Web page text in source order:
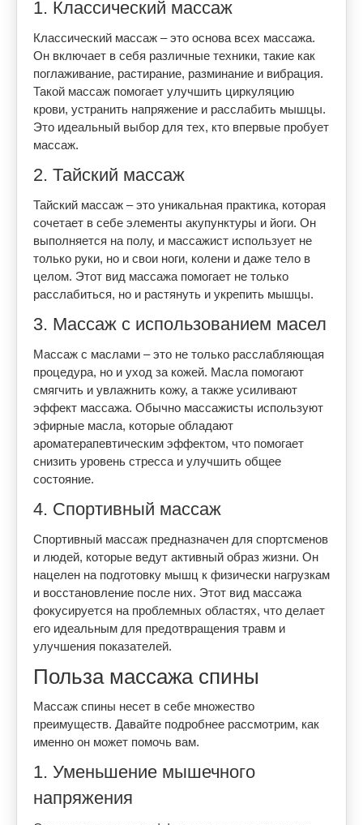
1. Классический массаж
Классический массаж – это основа всех массажа.
Он включает в себя различные техники, такие как
поглаживание, растирание, разминание и вибрация.
Такой массаж помогает улучшить циркуляцию
крови, устранить напряжение и расслабить мышцы.
Это идеальный выбор для тех, кто впервые пробует
массаж.
2. Тайский массаж
Тайский массаж – это уникальная практика, которая
сочетает в себе элементы акупунктуры и йоги. Он
выполняется на полу, и массажист использует не
только руки, но и свои ноги, колени и даже тело в
целом. Этот вид массажа помогает не только
расслабиться, но и растянуть и укрепить мышцы.
3. Массаж с использованием масел
Массаж с маслами – это не только расслабляющая
процедура, но и уход за кожей. Масла помогают
смягчить и увлажнить кожу, а также усиливают
эффект массажа. Обычно массажисты используют
эфирные масла, которые обладают
ароматерапевтическим эффектом, что помогает
снизить уровень стресса и улучшить общее
состояние.
4. Спортивный массаж
Спортивный массаж предназначен для спортсменов
и людей, которые ведут активный образ жизни. Он
нацелен на подготовку мышц к физически нагрузкам
и восстановление после них. Этот вид массажа
фокусируется на проблемных областях, что делает
его идеальным для предотвращения травм и
улучшения показателей.
Польза массажа спины
Массаж спины несет в себе множество
преимуществ. Давайте подробнее рассмотрим, как
именно он может помочь вам.
1. Уменьшение мышечного
напряжения